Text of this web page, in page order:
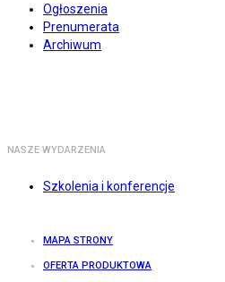
Ogłoszenia
Prenumerata
Archiwum
NASZE WYDARZENIA
Szkolenia i konferencje
MAPA STRONY
OFERTA PRODUKTOWA